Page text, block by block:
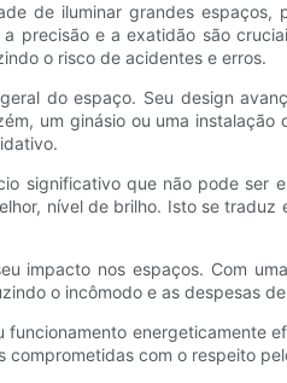
de iluminar grandes espaços,
e a exatidão são
o risco de acidentes e erros.
do espaço. Seu design
um ginásio ou uma
significativo que não pode ser
nível de brilho. Isto se
impacto nos espaços. Com
o incômodo e as despesas
energeticamente
comprometidas com o respeito